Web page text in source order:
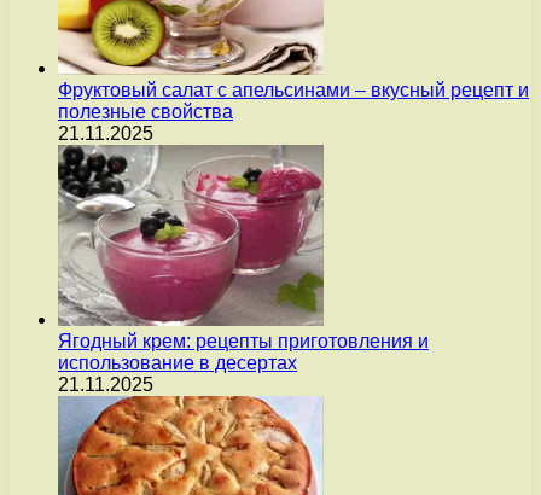
Фруктовый салат с апельсинами – вкусный рецепт и
полезные свойства
21.11.2025
Ягодный крем: рецепты приготовления и
использование в десертах
21.11.2025